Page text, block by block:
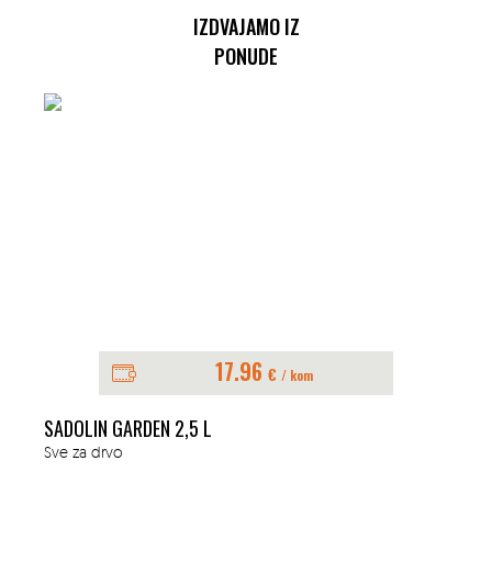
IZDVAJAMO IZ
PONUDE
17.96 € / kom
SADOLIN GARDEN 2,5 L
Sve za drvo